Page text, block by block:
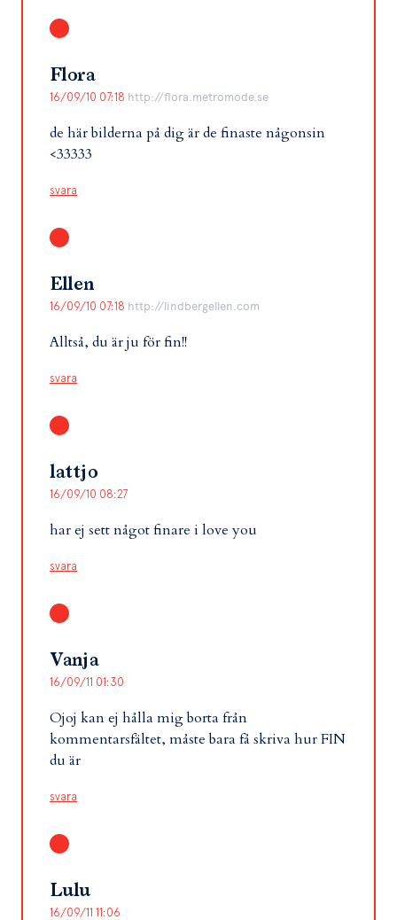
Flora
16/09/10 07:18 http://flora.metromode.se
de här bilderna på dig är de finaste någonsin
<33333
svara
Ellen
16/09/10 07:18 http://lindbergellen.com
Alltså, du är ju för fin!!
svara
lattjo
16/09/10 08:27
har ej sett något finare i love you
svara
Vanja
16/09/11 01:30
Ojoj kan ej hålla mig borta från
kommentarsfältet, måste bara få skriva hur FIN
du är
svara
Lulu
16/09/11 11:06